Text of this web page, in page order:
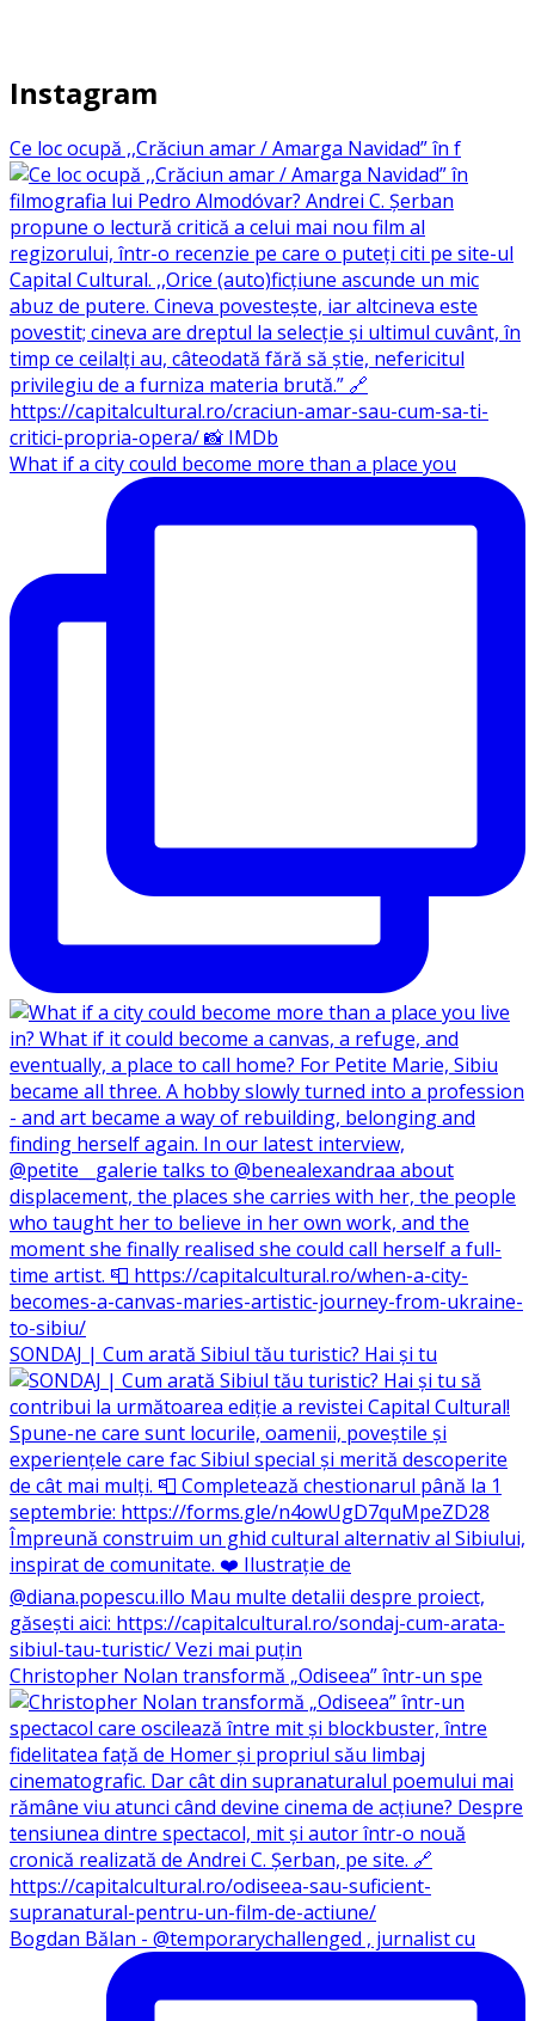
Instagram
Ce loc ocupă ,,Crăciun amar / Amarga Navidad” în f
What if a city could become more than a place you
SONDAJ | Cum arată Sibiul tău turistic? Hai și tu
Christopher Nolan transformă „Odiseea” într-un spe
Bogdan Bălan - @temporarychallenged , jurnalist cu